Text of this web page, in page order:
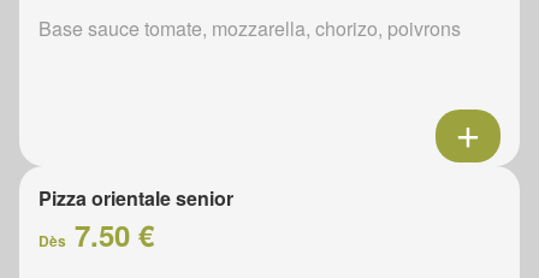
Base sauce tomate, mozzarella, chorizo, poivrons
Pizza orientale senior
Dès 7.50 €